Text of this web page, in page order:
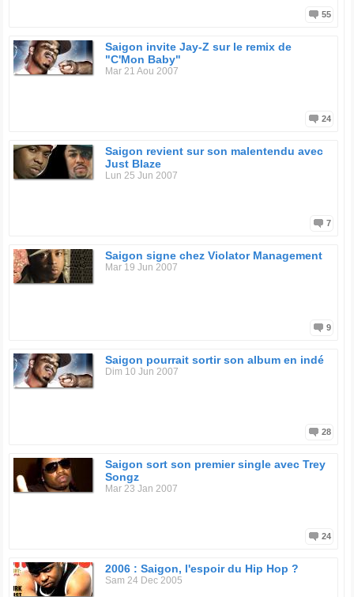
55
Saigon invite Jay-Z sur le remix de
"C'Mon Baby"
Mar 21 Aou 2007
24
Saigon revient sur son malentendu avec
Just Blaze
Lun 25 Jun 2007
7
Saigon signe chez Violator Management
Mar 19 Jun 2007
9
Saigon pourrait sortir son album en indé
Dim 10 Jun 2007
28
Saigon sort son premier single avec Trey
Songz
Mar 23 Jan 2007
24
2006 : Saigon, l'espoir du Hip Hop ?
Sam 24 Dec 2005